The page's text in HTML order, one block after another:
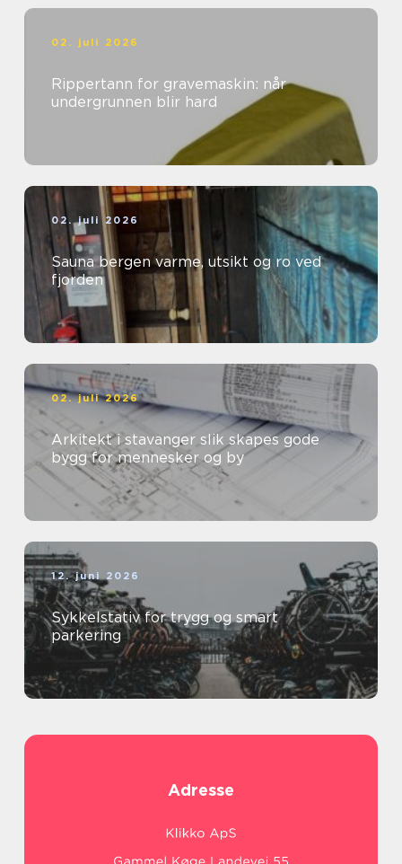
02. juli 2026
Rippertann for gravemaskin: når
undergrunnen blir hard
02. juli 2026
Sauna bergen varme, utsikt og ro ved
fjorden
02. juli 2026
Arkitekt i stavanger slik skapes gode
bygg for mennesker og by
12. juni 2026
Sykkelstativ for trygg og smart
parkering
Adresse